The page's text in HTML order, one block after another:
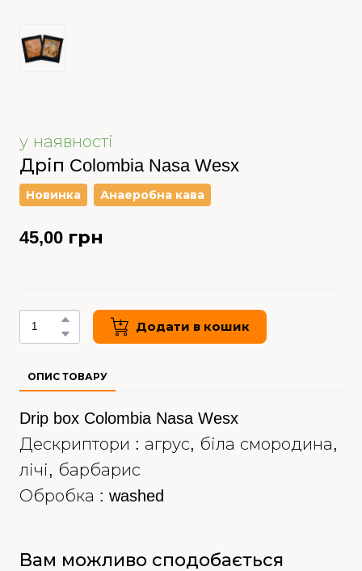
у наявності
Дріп Colombia Nasa Wesx
Новинка Анаеробна кава
45,00 грн
Додати в кошик
ОПИС ТОВАРУ
Drip box Colombia Nasa Wesx
Дескриптори : агрус, біла смородина,
лічі, барбарис
Обробка : washed
Вам можливо сподобається